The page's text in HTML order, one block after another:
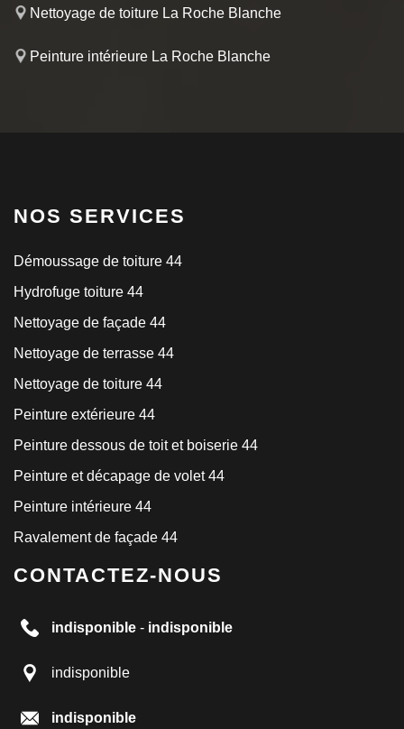
Nettoyage de toiture La Roche Blanche
Peinture intérieure La Roche Blanche
NOS SERVICES
Démoussage de toiture 44
Hydrofuge toiture 44
Nettoyage de façade 44
Nettoyage de terrasse 44
Nettoyage de toiture 44
Peinture extérieure 44
Peinture dessous de toit et boiserie 44
Peinture et décapage de volet 44
Peinture intérieure 44
Ravalement de façade 44
CONTACTEZ-NOUS
indisponible - indisponible
indisponible
indisponible